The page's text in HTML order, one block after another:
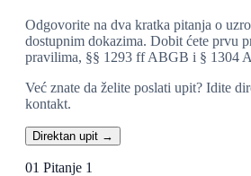
Odgovorite na dva kratka pitanja o
dostupnim dokazima. Dobit ćete prvu
pravilima, §§ 1293 ff ABGB i § 1304
Već znate da želite poslati upit? Idite
kontakt.
Direktan upit →
01 Pitanje 1